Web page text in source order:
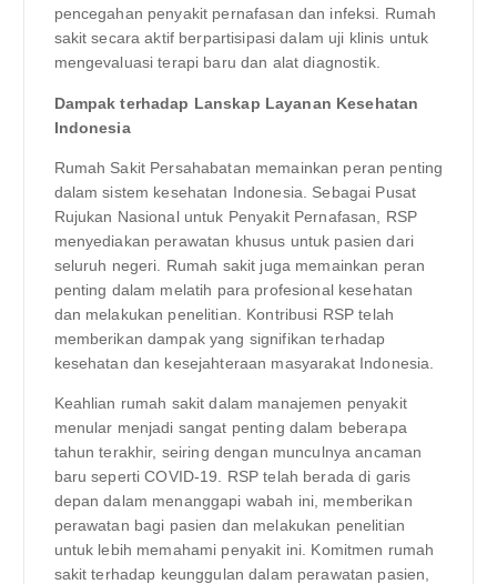
pencegahan penyakit pernafasan dan infeksi. Rumah
sakit secara aktif berpartisipasi dalam uji klinis untuk
mengevaluasi terapi baru dan alat diagnostik.
Dampak terhadap Lanskap Layanan Kesehatan
Indonesia
Rumah Sakit Persahabatan memainkan peran penting
dalam sistem kesehatan Indonesia. Sebagai Pusat
Rujukan Nasional untuk Penyakit Pernafasan, RSP
menyediakan perawatan khusus untuk pasien dari
seluruh negeri. Rumah sakit juga memainkan peran
penting dalam melatih para profesional kesehatan
dan melakukan penelitian. Kontribusi RSP telah
memberikan dampak yang signifikan terhadap
kesehatan dan kesejahteraan masyarakat Indonesia.
Keahlian rumah sakit dalam manajemen penyakit
menular menjadi sangat penting dalam beberapa
tahun terakhir, seiring dengan munculnya ancaman
baru seperti COVID-19. RSP telah berada di garis
depan dalam menanggapi wabah ini, memberikan
perawatan bagi pasien dan melakukan penelitian
untuk lebih memahami penyakit ini. Komitmen rumah
sakit terhadap keunggulan dalam perawatan pasien,